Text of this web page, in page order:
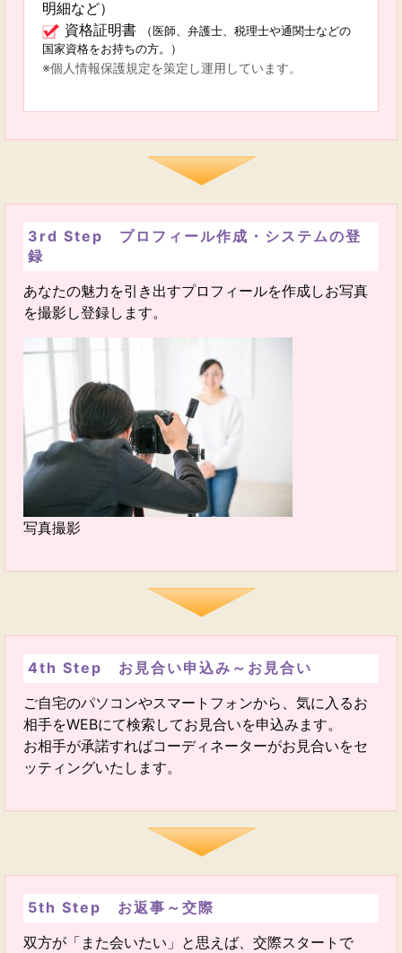
明細など）
資格証明書
（医師、弁護士、税理士や通関士などの
国家資格をお持ちの方。）
※個人情報保護規定を策定し運用しています。
3rd Step プロフィール作成・システムの登
録
あなたの魅力を引き出すプロフィールを作成しお写真
を撮影し登録します。
写真撮影
4th Step お見合い申込み～お見合い
ご自宅のパソコンやスマートフォンから、気に入るお
相手をWEBにて検索してお見合いを申込みます。
お相手が承諾すればコーディネーターがお見合いをセ
ッティングいたします。
5th Step お返事～交際
双方が「また会いたい」と思えば、交際スタートで